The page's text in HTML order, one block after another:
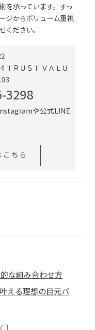
を承っています。すっ
ジからボリューム重視
ください。
ＴＲＵＳＴ ＶＡＬＵ
3298
や公式LINE
ちら
な組み合わせ方
える理想の目元バ
な印象を演出する